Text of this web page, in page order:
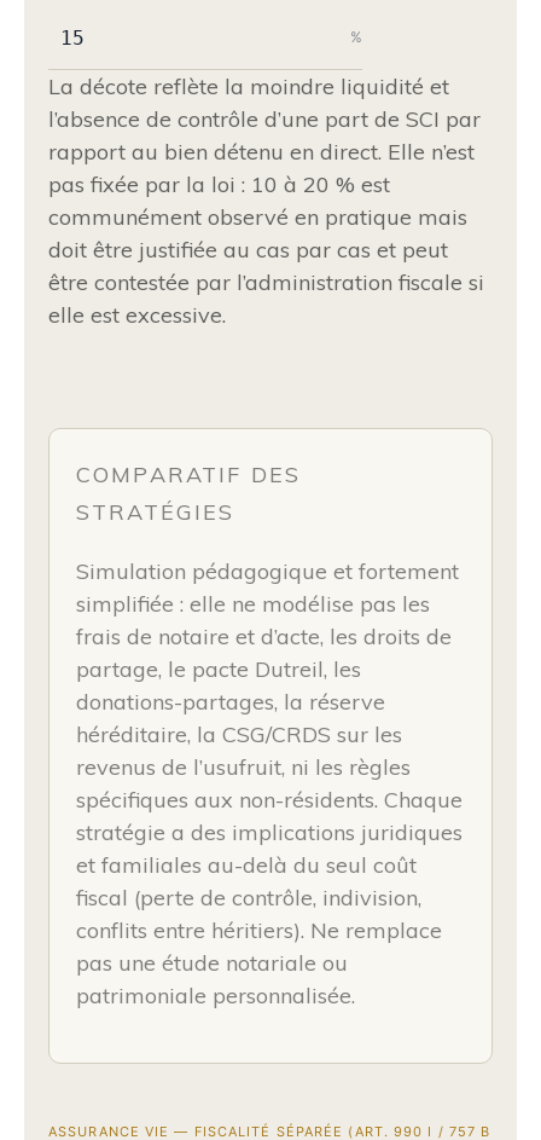
%
La décote reflète la moindre liquidité et
l’absence de contrôle d’une part de SCI par
rapport au bien détenu en direct. Elle n’est
pas fixée par la loi : 10 à 20 % est
communément observé en pratique mais
doit être justifiée au cas par cas et peut
être contestée par l’administration fiscale si
elle est excessive.
COMPARATIF DES
STRATÉGIES
Simulation pédagogique et fortement
simplifiée : elle ne modélise pas les
frais de notaire et d’acte, les droits de
partage, le pacte Dutreil, les
donations-partages, la réserve
héréditaire, la CSG/CRDS sur les
revenus de l’usufruit, ni les règles
spécifiques aux non-résidents. Chaque
stratégie a des implications juridiques
et familiales au-delà du seul coût
fiscal (perte de contrôle, indivision,
conflits entre héritiers). Ne remplace
pas une étude notariale ou
patrimoniale personnalisée.
ASSURANCE VIE — FISCALITÉ SÉPARÉE (ART. 990 I / 757 B